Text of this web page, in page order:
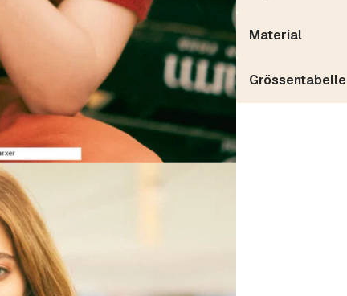
Material
Grössentabelle